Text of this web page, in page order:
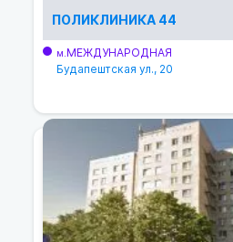
ПОЛИКЛИНИКА 44
м.МЕЖДУНАРОДНАЯ
Будапештская ул., 20